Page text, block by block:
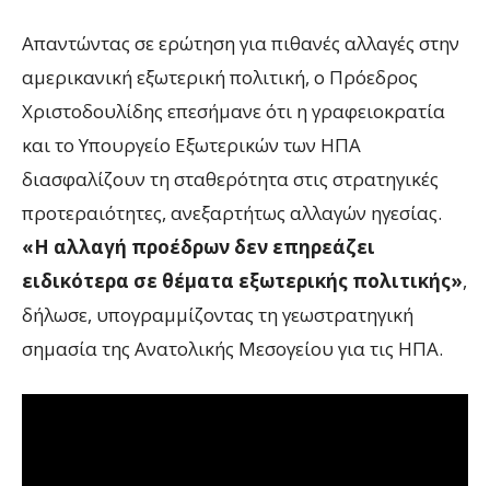
Απαντώντας σε ερώτηση για πιθανές αλλαγές στην
αμερικανική εξωτερική πολιτική, ο Πρόεδρος
Χριστοδουλίδης επεσήμανε ότι η γραφειοκρατία
και το Υπουργείο Εξωτερικών των ΗΠΑ
διασφαλίζουν τη σταθερότητα στις στρατηγικές
προτεραιότητες, ανεξαρτήτως αλλαγών ηγεσίας.
«Η αλλαγή προέδρων δεν επηρεάζει
ειδικότερα σε θέματα εξωτερικής πολιτικής»,
δήλωσε, υπογραμμίζοντας τη γεωστρατηγική
σημασία της Ανατολικής Μεσογείου για τις ΗΠΑ.